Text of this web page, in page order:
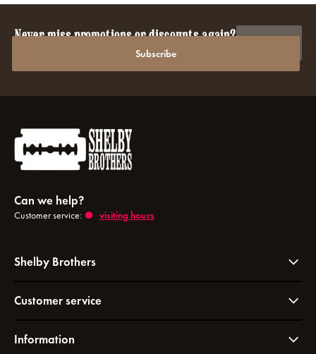
Never miss promotions or discounts again?
Subscribe to our newsletter to stay updated.
Subscribe
Can we help?
Customer service: visiting hours
Shelby Brothers
Customer service
Information